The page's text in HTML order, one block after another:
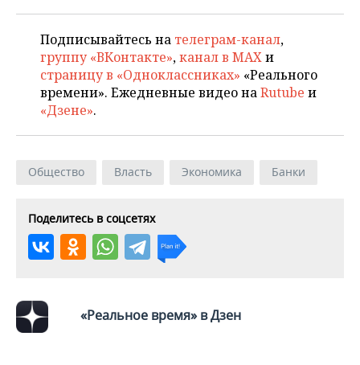
Подписывайтесь на телеграм-канал,
группу «ВКонтакте»,канал в MAXи
страницу в «Одноклассниках» «Реального
времени». Ежедневные видео наRutube и
«Дзене».
Общество Власть Экономика Банки
Поделитесь в соцсетях
«Реальное время» в Дзен